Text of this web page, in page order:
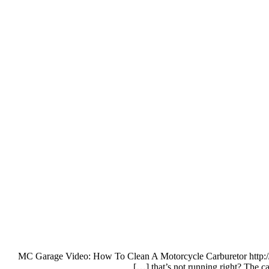
MC Garage Video: How To Clean A Motorcycle Carburetor
that’s not running right? The